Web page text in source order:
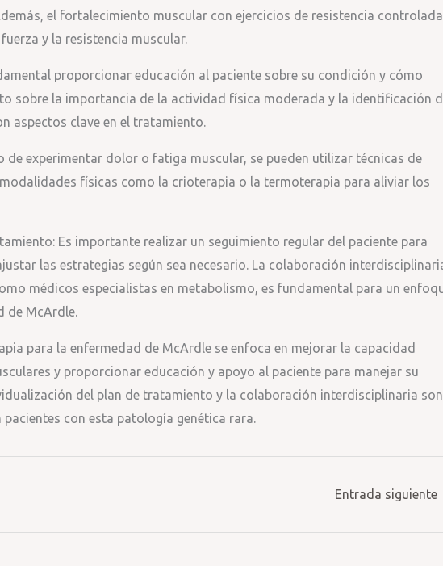
el fortalecimiento muscular con ejercicios de resistencia controlada
y la resistencia muscular.
proporcionar educación al paciente sobre su condición y cómo
sobre la importancia de la actividad física moderada y la identificación
aspectos clave en el tratamiento.
de experimentar dolor o fatiga muscular, se pueden utilizar técnicas de
físicas como la crioterapia o la termoterapia para aliviar los
Es importante realizar un seguimiento regular del paciente para
las estrategias según sea necesario. La colaboración
médicos especialistas en metabolismo, es fundamental para un
de McArdle.
para la enfermedad de McArdle se enfoca en mejorar la capacidad
y proporcionar educación y apoyo al paciente para manejar su
del plan de tratamiento y la colaboración interdisciplinaria son
con esta patología genética rara.
Entrada siguiente